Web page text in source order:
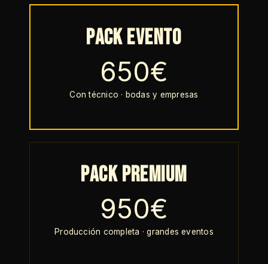
Pack Evento
650€
Con técnico · bodas y empresas
Pack Premium
950€
Producción completa · grandes eventos